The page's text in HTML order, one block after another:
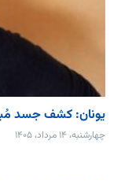
یونان: کشف جسد
چهارشنبه، ۱۴ مرداد، ۱۴۰۵